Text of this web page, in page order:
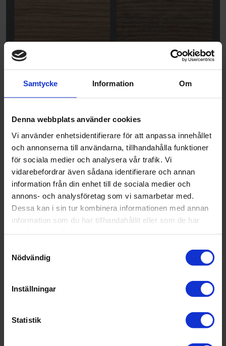
Samtycke Information Om
Denna webbplats använder cookies
Vi använder enhetsidentifierare för att anpassa innehållet
och annonserna till användarna, tillhandahålla funktioner
för sociala medier och analysera vår trafik. Vi
vidarebefordrar även sådana identifierare och annan
information från din enhet till de sociala medier och
annons- och analysföretag som vi samarbetar med.
Dessa kan i sin tur kombinera informationen med annan
information som du har tillhandahållit eller som de har
Nödvändig
Inställningar
Statistik